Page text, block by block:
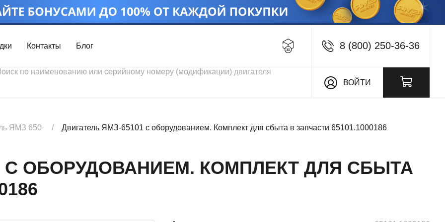
Контакты Блог 8 (800) 250-36-36
ВОЙТИ
Скидки
ЯМЗ 650 Двигатель ЯМЗ-65101 с оборудованием. Комплект для сбыта в запчасти 65101.1000186
С ОБОРУДОВАНИЕМ. КОМПЛЕКТ ДЛЯ СБЫТА